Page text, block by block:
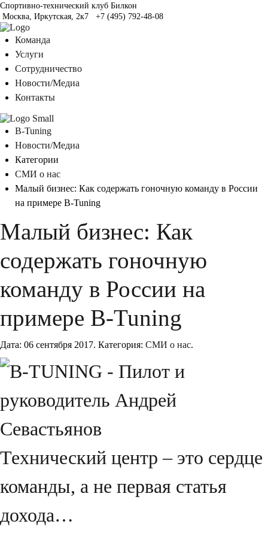
Спортивно-технический клуб Билкон
Москва, Иркутская, 2к7
+7 (495) 792-48-08
Команда
Услуги
Сотрудничество
Новости/Медиа
Контакты
B-Tuning
Новости/Медиа
Категории
СМИ о нас
Малый бизнес: Как содержать гоночную команду в России
на примере B-Tuning
Малый бизнес: Как
содержать гоночную
команду в России на
примере B-Tuning
Дата: 06 сентября 2017. Категория: СМИ о нас.
Технический центр – это сердце
команды, а не первая статья
дохода…